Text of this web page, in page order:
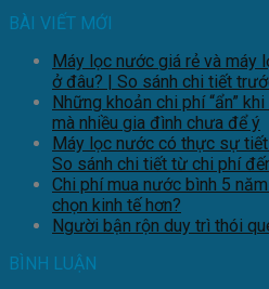
BÀI VIẾT MỚI
Máy lọc nước giá rẻ và máy
ở đâu? | So sánh chi tiết
Những khoản chi phí “ẩn”
mà nhiều gia đình chưa để ý
Máy lọc nước có thực sự
So sánh chi tiết từ chi phí
Chi phí mua nước bình 5
chọn kinh tế hơn?
Người bận rộn duy trì thói
BÌNH LUẬN